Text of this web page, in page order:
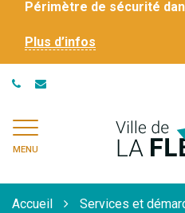
Périmètre de sécurité
Plus d’infos
MENU
Accueil Services et